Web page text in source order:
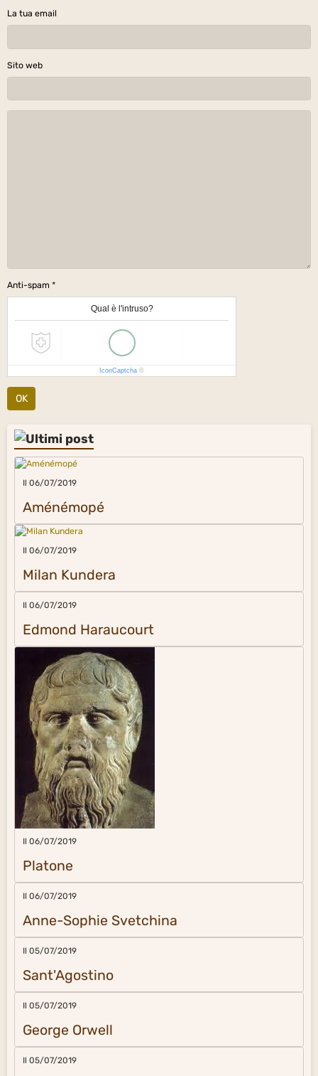
La tua email
Sito web
Anti-spam
Qual è l'intruso?
IconCaptcha ©
OK
Il 06/07/2019
Aménémopé
Il 06/07/2019
Milan Kundera
Il 06/07/2019
Edmond Haraucourt
Il 06/07/2019
Platone
Il 06/07/2019
Anne-Sophie Svetchina
Il 05/07/2019
Sant'Agostino
Il 05/07/2019
George Orwell
Il 05/07/2019